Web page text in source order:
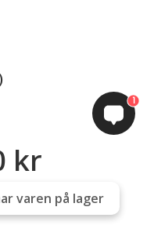
kr
varen på lager
1